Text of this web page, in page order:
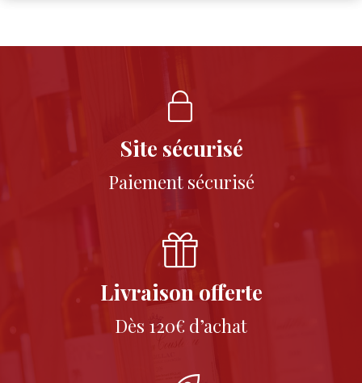
Site sécurisé
Paiement sécurisé
Livraison offerte
Dès 120€ d’achat